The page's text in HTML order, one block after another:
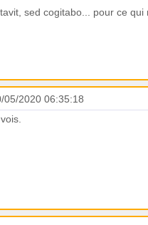
sed cogitabo... pour ce qui
05/2020 06:35:18